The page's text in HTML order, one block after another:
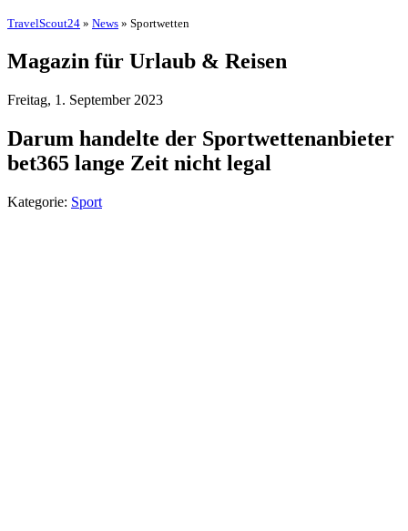
TravelScout24 » News » Sportwetten
Magazin für Urlaub & Reisen
Freitag, 1. September 2023
Darum handelte der Sportwettenanbieter
bet365 lange Zeit nicht legal
Kategorie: Sport